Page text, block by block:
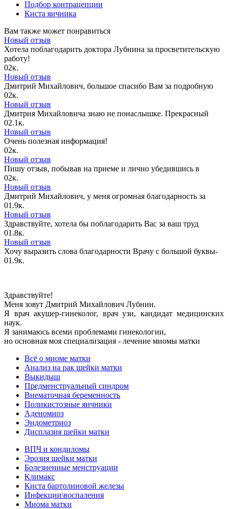
Подбор контрацепции
Киста яичника
Вам также может понравиться
Новый отзыв
Хотела поблагодарить доктора Лубнина за просветительскую
работу!
02к.
Новый отзыв
Дмитрий Михайлович, большое спасибо Вам за подробную
02к.
Новый отзыв
Дмитрия Михайловича знаю не понаслышке. Прекрасный
02.1к.
Новый отзыв
Очень полезная информация!
02к.
Новый отзыв
Пишу отзыв, побывав на приеме и лично убедившись в
02к.
Новый отзыв
Дмитрий Михайлович, у меня огромная благодарность за
01.9к.
Новый отзыв
Здравствуйте, хотела бы поблагодарить Вас за ваш труд
01.8к.
Новый отзыв
Хочу выразить слова благодарности Врачу с большой буквы-
01.9к.
Здравствуйте!
Меня зовут Дмитрий Михайлович Лубнин.
Я врач акушер-гинеколог, врач узи, кандидат медицинских
наук.
Я занимаюсь всеми проблемами гинекологии,
но основная моя специализация - лечение миомы матки
Всё о миоме матки
Анализ на рак шейки матки
Выкидыш
Предменструальный синдром
Внематочная беременность
Поликистозные яичники
Аденомиоз
Эндометриоз
Дисплазия шейки матки
ВПЧ и кондиломы
Эрозия шейки матки
Болезненные менструации
Климакс
Киста бартолиновой железы
Инфекции\воспаления
Миома матки